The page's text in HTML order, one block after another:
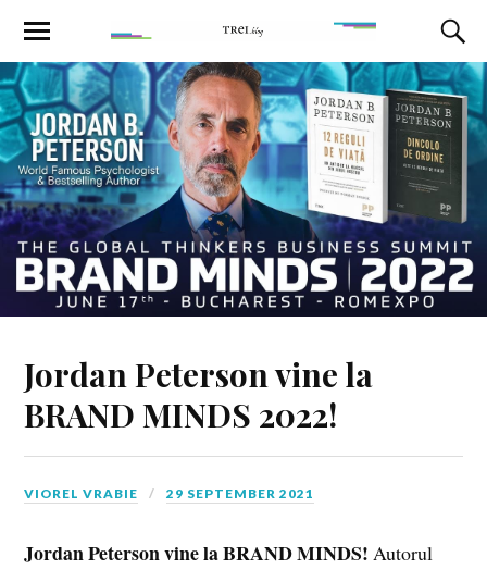
Jordan Peterson vine la
BRAND MINDS 2022!
VIOREL VRABIE 29 SEPTEMBER 2021
Jordan Peterson vine la BRAND MINDS! Autorul